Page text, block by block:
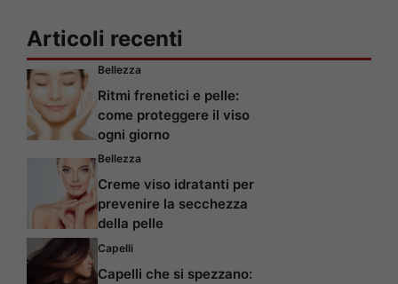
Articoli recenti
Bellezza
Ritmi frenetici e pelle:
come proteggere il viso
ogni giorno
Bellezza
Creme viso idratanti per
prevenire la secchezza
della pelle
Capelli
Capelli che si spezzano: